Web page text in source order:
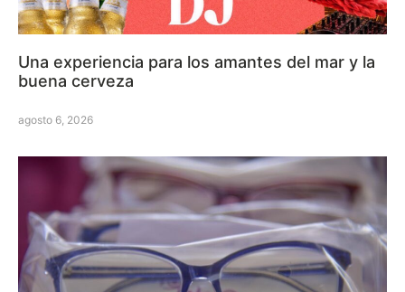
Una experiencia para los amantes del mar y la
buena cerveza
agosto 6, 2026